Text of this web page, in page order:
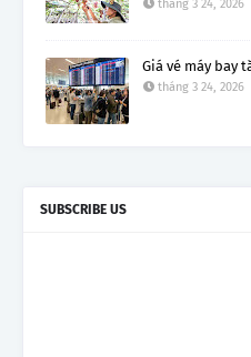
tháng 3 24, 2026
Giá vé máy bay
tháng 3 24, 2026
SUBSCRIBE US